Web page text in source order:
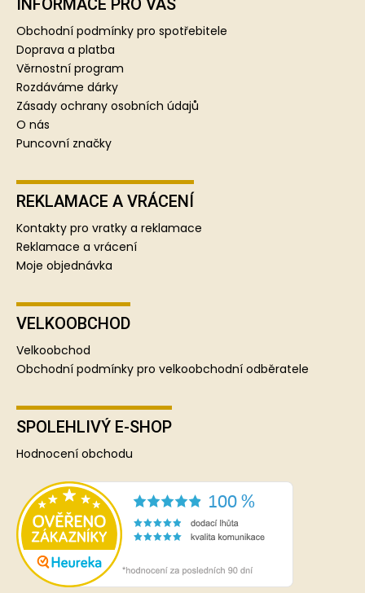
INFORMACE PRO VÁS
Obchodní podmínky pro spotřebitele
Doprava a platba
Věrnostní program
Rozdáváme dárky
Zásady ochrany osobních údajů
O nás
Puncovní značky
REKLAMACE A VRÁCENÍ
Kontakty pro vratky a reklamace
Reklamace a vrácení
Moje objednávka
VELKOOBCHOD
Velkoobchod
Obchodní podmínky pro velkoobchodní odběratele
SPOLEHLIVÝ E-SHOP
Hodnocení obchodu